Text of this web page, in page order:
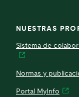
NUESTRAS
Sistema de
Normas y
Portal MyInfo